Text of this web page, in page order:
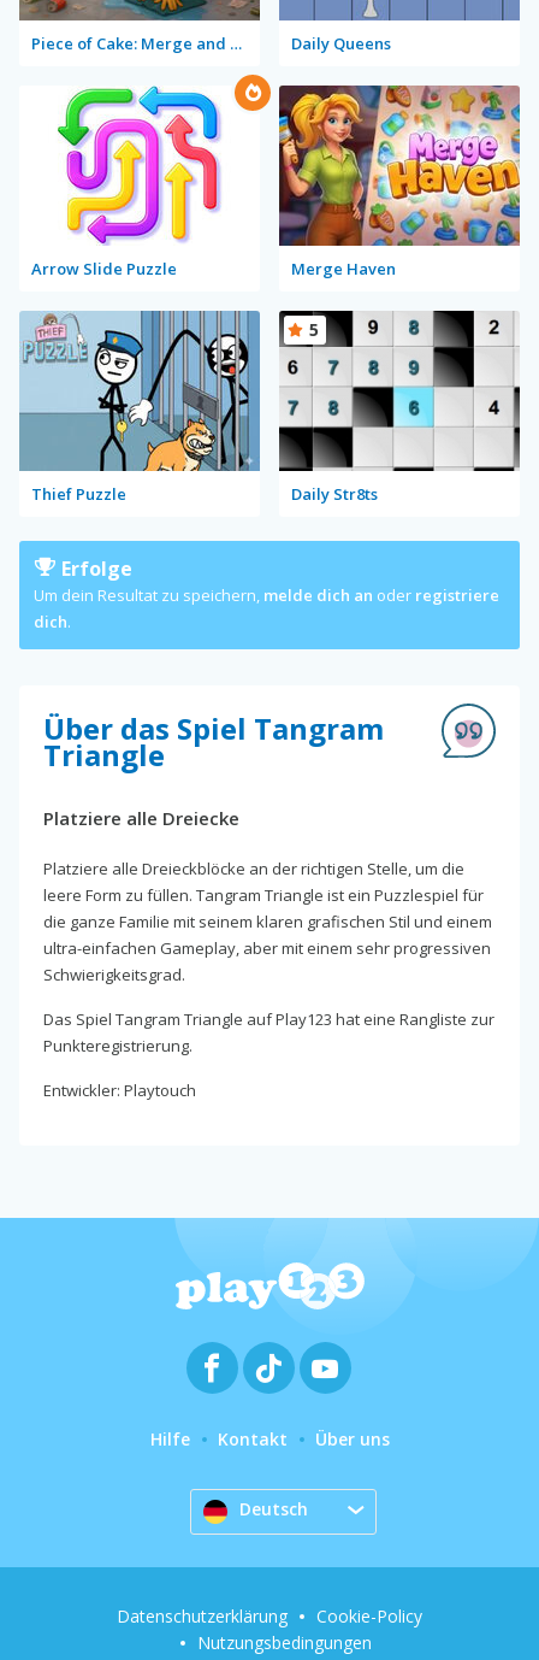
Piece of Cake: Merge and Bake Daily Queens
Arrow Slide Puzzle Merge Haven
Thief Puzzle Daily Str8ts
5
Erfolge
Um dein Resultat zu speichern, melde dich an oder registriere
dich.
Über das Spiel Tangram
Triangle
Platziere alle Dreiecke
Platziere alle Dreieckblöcke an der richtigen Stelle, um die
leere Form zu füllen. Tangram Triangle ist ein Puzzlespiel für
die ganze Familie mit seinem klaren grafischen Stil und einem
ultra-einfachen Gameplay, aber mit einem sehr progressiven
Schwierigkeitsgrad.
Das Spiel Tangram Triangle auf Play123 hat eine Rangliste zur
Punkteregistrierung.
Entwickler: Playtouch
Hilfe Kontakt Über uns
Deutsch
Datenschutzerklärung
Cookie-Policy
Nutzungsbedingungen